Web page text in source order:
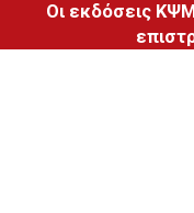
Οι εκδόσεις